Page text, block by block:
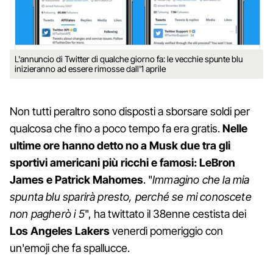
L'annuncio di Twitter di qualche giorno fa: le vecchie spunte blu
inizieranno ad essere rimosse dall'1 aprile
Non tutti peraltro sono disposti a sborsare soldi per
qualcosa che fino a poco tempo fa era gratis.Nelle
ultime ore hanno detto no a Musk due tra gli
sportivi americani più ricchi e famosi: LeBron
James e Patrick Mahomes. "Immagino che la mia
spunta blu sparirà presto, perché se mi conoscete
non pagherò i 5", ha twittato il 38enne cestista dei
Los Angeles Lakersvenerdì pomeriggio con
un'emoji che fa spallucce.